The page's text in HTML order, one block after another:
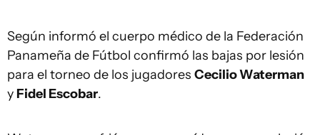
Según informó el cuerpo médico de la Federación
Panameña de Fútbol confirmó las bajas por lesión
para el torneo de los jugadores Cecilio Waterman
y Fidel Escobar.